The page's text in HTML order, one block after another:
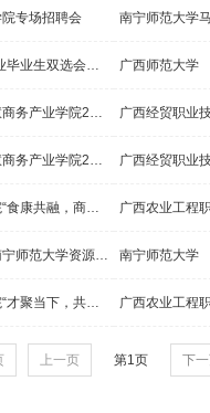
专场招聘会 南宁师范大学
广西师范大学2026届未就业毕业生双选会暨2027届毕业生实习双选会 广西师范大学
广西经贸职业技术学院智慧商务产业学院2026年智慧营销微专业群毕业生专场双选会
广西经贸职业技术学院智慧商务产业学院2026年智慧康旅微专业群毕业生专场双选会
广西农业工程职业技术学院“食康共融，商启未来”2026年春季学期实习就业双选会 广西农业工程
智理资源，数绘空间——南宁师范大学资源·地理·AI·数学联合双选会邀请函 南宁师范大学
广西农业工程职业技术学院“才聚当下，共赴前程”2026年夏季校园双选会 广西农业工程
上一页 第1页 下